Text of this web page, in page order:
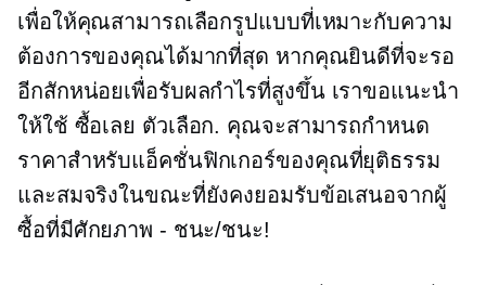
เพื่อให้คุณสามารถเลือกรูปแบบที่เหมาะกับความ
ต้องการของคุณได้มากที่สุด หากคุณยินดีที่จะรอ
อีกสักหน่อยเพื่อรับผลกำไรที่สูงขึ้น เราขอแนะนำ
ให้ใช้ ซื้อเลย ตัวเลือก. คุณจะสามารถกำหนด
ราคาสำหรับแอ็คชั่นฟิกเกอร์ของคุณที่ยุติธรรม
และสมจริงในขณะที่ยังคงยอมรับข้อเสนอจากผู้
ซื้อที่มีศักยภาพ - ชนะ/ชนะ!